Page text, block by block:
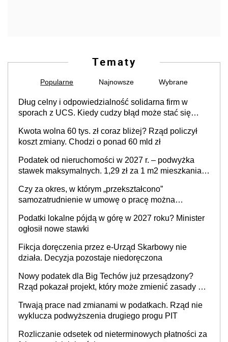
Tematy
Popularne Najnowsze Wybrane
Dług celny i odpowiedzialność solidarna firm w
sporach z UCS. Kiedy cudzy błąd może stać się
Kwota wolna 60 tys. zł coraz bliżej? Rząd policzył
koszt zmiany. Chodzi o ponad 60 mld zł
Podatek od nieruchomości w 2027 r. – podwyżka
stawek maksymalnych. 1,29 zł za 1 m2 mieszkania,
prowadzeniem działalności gospodarczej
Czy za okres, w którym „przekształcono”
samozatrudnienie w umowę o pracę można
cywilnoprawnej jedynym racjonalnym wyjściem
Podatki lokalne pójdą w górę w 2027 roku? Minister
ogłosił nowe stawki
Fikcja doręczenia przez e-Urząd Skarbowy nie
działa. Decyzja pozostaje niedoręczona
Nowy podatek dla Big Techów już przesądzony?
Rząd pokazał projekt, który może zmienić zasady gry
Trwają prace nad zmianami w podatkach. Rząd nie
wyklucza podwyższenia drugiego progu PIT
Rozliczanie odsetek od nieterminowych płatności za